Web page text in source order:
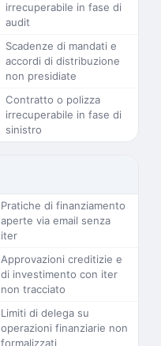
irrecuperabile in fase di
audit
Scadenze di mandati e
accordi di distribuzione
non presidiate
Contratto o polizza
irrecuperabile in fase di
sinistro
Pratiche di finanziamento
aperte via email senza
iter
Approvazioni creditizie e
di investimento con iter
non tracciato
Limiti di delega su
operazioni finanziarie non
formalizzati